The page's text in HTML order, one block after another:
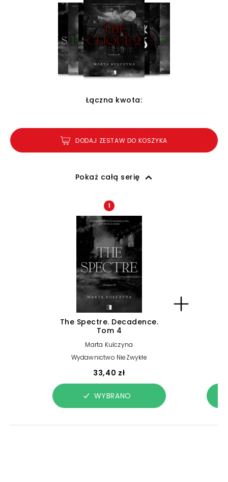
Łączna kwota:
DODAJ ZESTAW DO KOSZYKA
Pokaż całą serię
1
The Spectre. Decadence.
Tom 4
Marta Kulczyna
Wydawnictwo NieZwykłe
33,40 zł
WYBRANO